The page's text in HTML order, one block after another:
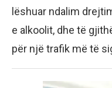
lëshuar ndalim
e alkoolit, dhe të
për një trafik më të